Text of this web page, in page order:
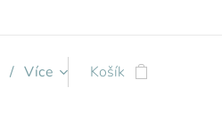
Více Košík